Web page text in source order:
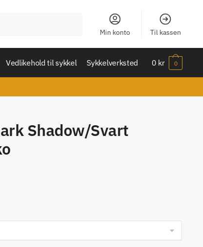
Min konto Til kassen
Vedlikehold til sykkel Sykkelverksted 0 kr 0
Shadow/Svart